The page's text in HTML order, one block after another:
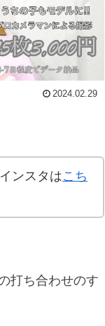
2024.02.29
ンスタはこち
打ち合わせのす